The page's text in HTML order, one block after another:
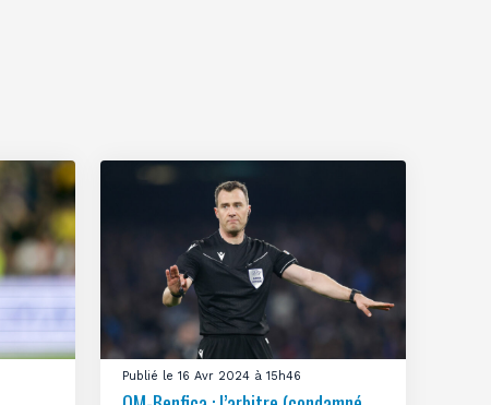
Publié le 16 Avr 2024 à 15h46